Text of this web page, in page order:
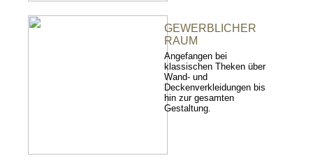
GEWERBLICHER
RAUM
Angefangen bei
klassischen Theken über
Wand- und
Deckenverkleidungen bis
hin zur gesamten
Gestaltung.